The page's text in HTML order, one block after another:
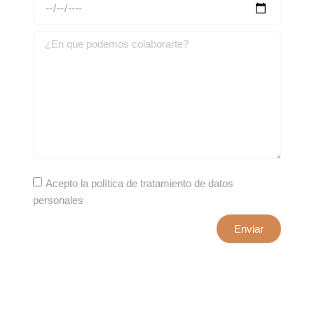
Acepto la política de tratamiento de datos
personales
Enviar